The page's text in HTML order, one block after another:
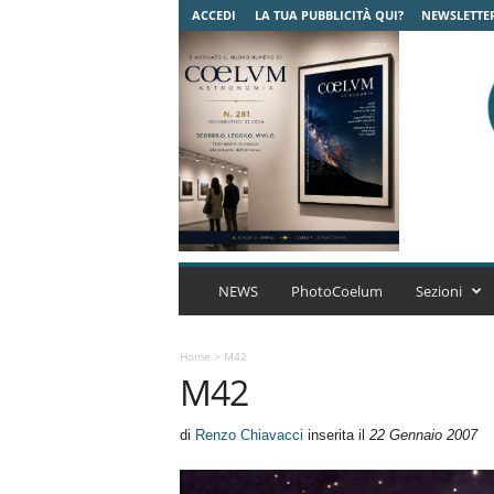
ACCEDI LA TUA PUBBLICITÀ QUI?
C
r
NEWS PhotoCoelum Sezioni
Home > M42
M42
di Renzo Chiavacci inserita il 22 Gennaio 2007